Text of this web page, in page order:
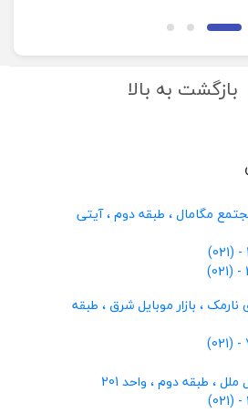
بازگشت به بالا
، فاز 2 ، مجتمع مگامال ، طبقه دوم ، آیتی
، بازار موبایل شرق ، طبقه
، طبقه دوم ، واحد 201